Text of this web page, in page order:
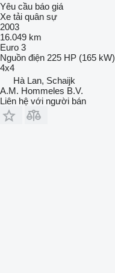
Yêu cầu báo giá
Xe tải quân sự
2003
16.049 km
Euro 3
Nguồn điện 225 HP (165 kW)
4x4
Hà Lan, Schaijk
A.M. Hommeles B.V.
Liên hệ với người bán